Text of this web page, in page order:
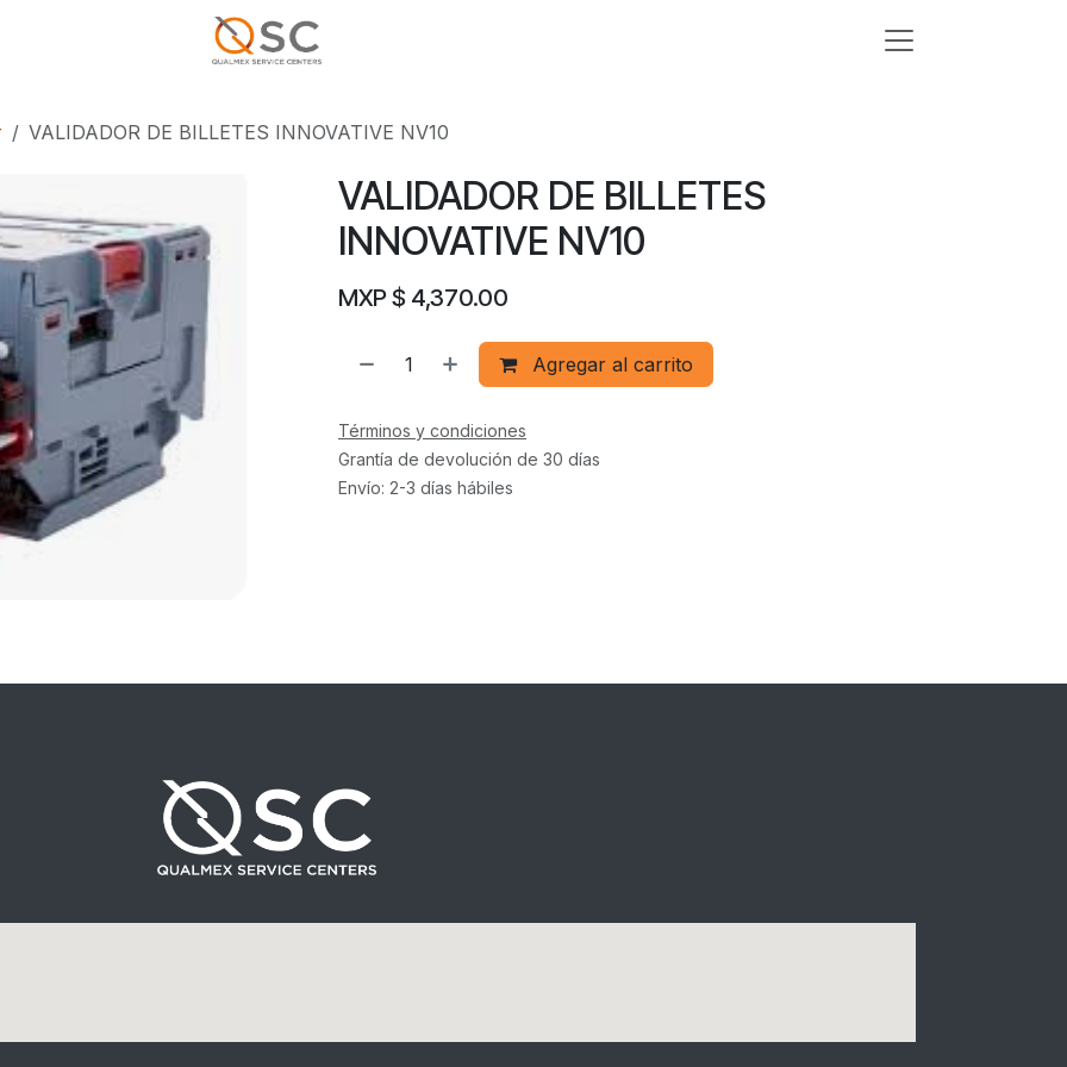
VALIDADOR DE BILLETES INNOVATIVE NV10
VALIDADOR DE BILLETES
INNOVATIVE NV10
MXP $ 4,370.00
Agregar al carrito
Términos y condiciones
Grantía de devolución de 30 días
Envío: 2-3 días hábiles